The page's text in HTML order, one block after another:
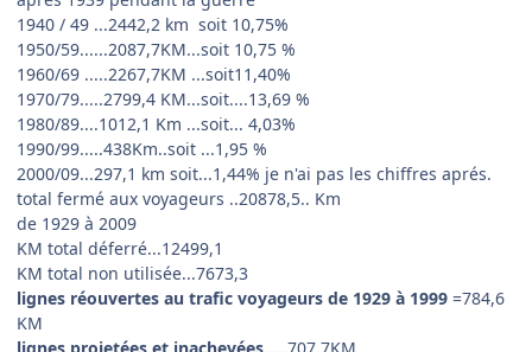
1940 / 49 ...2442,2 km soit 10,75%
1950/59......2087,7KM...soit 10,75 %
1960/69 .....2267,7KM ...soit11,40%
1970/79.....2799,4 KM...soit....13,69 %
1980/89....1012,1 Km ...soit... 4,03%
1990/99.....438Km..soit ...1,95 %
2000/09...297,1 km soit...1,44% je n'ai pas les chiffres aprés.
total fermé aux voyageurs ..20878,5.. Km
de 1929 à 2009
KM total déferré...12499,1
KM total non utilisée...7673,3
lignes réouvertes au trafic voyageurs de 1929 à 1999 =784,6
KM
lignes projetées et inachevées.....707,7KM